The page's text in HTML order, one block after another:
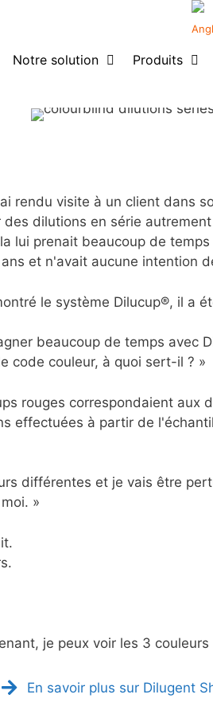
Notre solution Produits
rendu visite à un client dans
dilutions en série
lui prenait beaucoup de
et n'avait aucune intention
le système Dilucup®, il a
beaucoup de temps avec
code couleur, à quoi sert-il ? »
rouges correspondaient aux
effectuées à partir de
différentes et je vais être
»
je peux voir les 3
En savoir plus sur Dilugent